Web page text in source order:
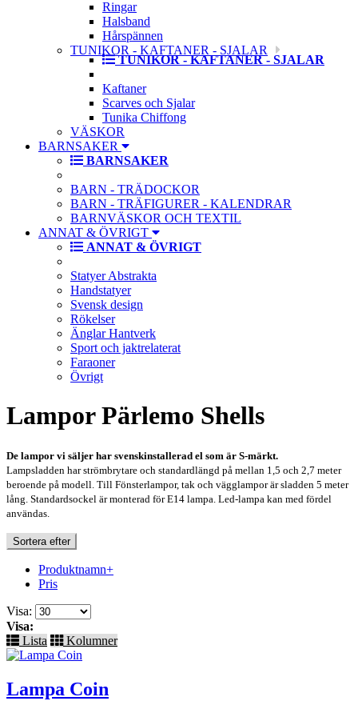
Ringar
Halsband
Hårspännen
TUNIKOR - KAFTANER - SJALAR
TUNIKOR - KAFTANER - SJALAR
Kaftaner
Scarves och Sjalar
Tunika Chiffong
VÄSKOR
BARNSAKER
BARNSAKER
BARN - TRÄDOCKOR
BARN - TRÄFIGURER - KALENDRAR
BARNVÄSKOR OCH TEXTIL
ANNAT & ÖVRIGT
ANNAT & ÖVRIGT
Statyer Abstrakta
Handstatyer
Svensk design
Rökelser
Änglar Hantverk
Sport och jaktrelaterat
Faraoner
Övrigt
Lampor Pärlemo Shells
De lampor vi säljer har svenskinstallerad el som är S-märkt.
Lampsladden har strömbrytare och standardlängd på mellan 1,5 och 2,7 meter
beroende på modell. Till Fönsterlampor, tak och vägglampor är sladden 5 meter
lång. Standardsockel är monterad för E14 lampa. Led-lampa kan med fördel
användas.
Sortera efter
Produktnamn+
Pris
Visa:
Visa:
Lista
Kolumner
Lampa Coin